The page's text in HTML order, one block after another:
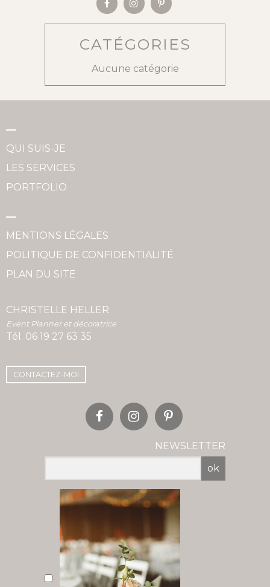
CATÉGORIES
Aucune catégorie
QUI SUIS-JE
LES SERVICES
PORTFOLIO
MENTIONS LÉGALES
POLITIQUE DE CONFIDENTIALITÉ
PLAN DU SITE
CHRISTELLE HELLER
Event Planner et décoratrice
Tél. 06 19 27 63 35
CONTACTEZ-MOI
NEWSLETTER
ok